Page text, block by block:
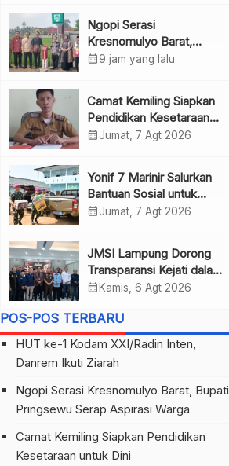
Ngopi Serasi
Kresnomulyo Barat,
Bupati Pringsewu Serap
calendar_month9 jam yang lalu
Camat Kemiling Siapkan
Pendidikan Kesetaraan
untuk Dini
calendar_monthJumat, 7 Agt 2026
Yonif 7 Marinir Salurkan
Bantuan Sosial untuk
Anak Yatim di Ponpes
calendar_monthJumat, 7 Agt 2026
JMSI Lampung Dorong
Transparansi Kejati dalam
Penanganan Perkara
calendar_month Kamis, 6 Agt 2026
POS-POS TERBARU
HUT ke-1 Kodam XXI/Radin Inten,
Danrem Ikuti Ziarah
Ngopi Serasi Kresnomulyo Barat, Bupati
Pringsewu Serap Aspirasi Warga
Camat Kemiling Siapkan Pendidikan
Kesetaraan untuk Dini